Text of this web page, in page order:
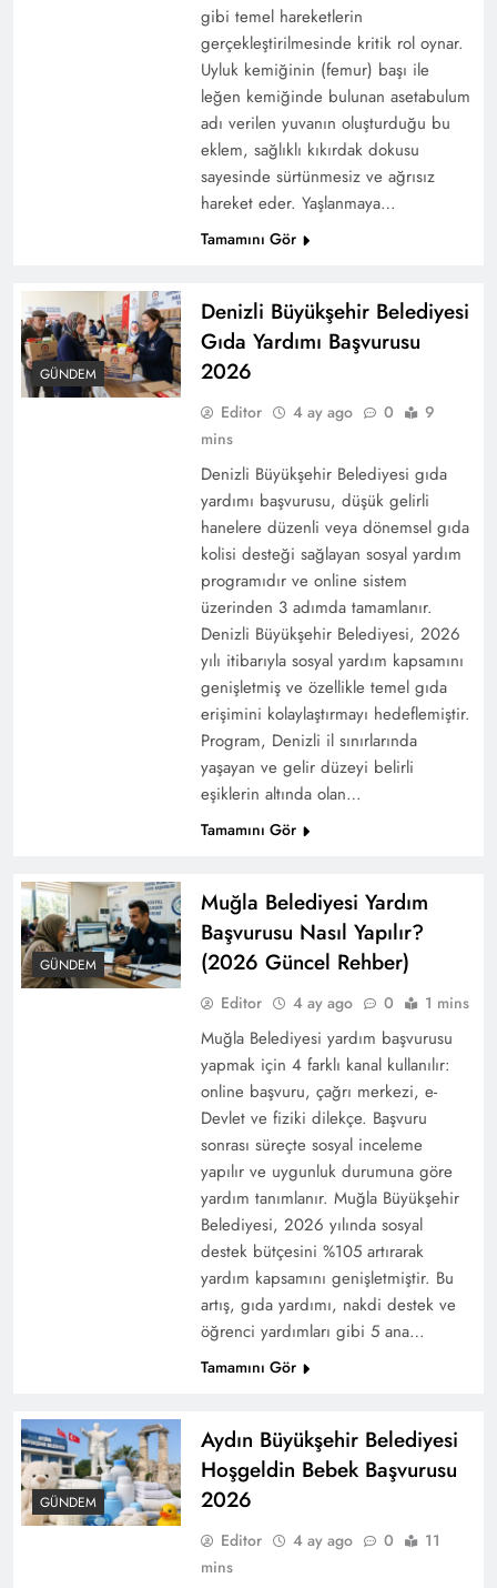
2025 Adalet Bakanlığı Psikolog ve Sosyal
Çalışmacı Alımı Şartları
Ankara’nın Gelişen Semtlerinde Nöbetçi
Eczane Arayışı: Güncel Bilgiye Ulaşmanın Yolu
2025’te Endüstride Öne Çıkan Malzeme
Biz Varız İzmir Emekli Desteği: Başvuru, Şartlar
gibi temel hareketlerin
gerçekleştirilmesinde kritik rol oynar.
Uyluk kemiğinin (femur) başı ile
leğen kemiğinde bulunan asetabulum
adı verilen yuvanın oluşturduğu bu
eklem, sağlıklı kıkırdak dokusu
sayesinde sürtünmesiz ve ağrısız
hareket eder. Yaşlanmaya…
Tamamını Gör
GÜNDEM
Denizli Büyükşehir Belediyesi
Gıda Yardımı Başvurusu
2026
Editor 4 ay ago 0
9
mins
Denizli Büyükşehir Belediyesi gıda
yardımı başvurusu, düşük gelirli
hanelere düzenli veya dönemsel gıda
kolisi desteği sağlayan sosyal yardım
programıdır ve online sistem
üzerinden 3 adımda tamamlanır.
Denizli Büyükşehir Belediyesi, 2026
yılı itibarıyla sosyal yardım kapsamını
genişletmiş ve özellikle temel gıda
erişimini kolaylaştırmayı hedeflemiştir.
Program, Denizli il sınırlarında
yaşayan ve gelir düzeyi belirli
eşiklerin altında olan…
Tamamını Gör
GÜNDEM
Muğla Belediyesi Yardım
Başvurusu Nasıl Yapılır?
(2026 Güncel Rehber)
Editor 4 ay ago 0 1 mins
Muğla Belediyesi yardım başvurusu
yapmak için 4 farklı kanal kullanılır:
online başvuru, çağrı merkezi, e-
Devlet ve fiziki dilekçe. Başvuru
sonrası süreçte sosyal inceleme
yapılır ve uygunluk durumuna göre
yardım tanımlanır. Muğla Büyükşehir
Belediyesi, 2026 yılında sosyal
destek bütçesini %105 artırarak
yardım kapsamını genişletmiştir. Bu
artış, gıda yardımı, nakdi destek ve
öğrenci yardımları gibi 5 ana…
Tamamını Gör
GÜNDEM
Aydın Büyükşehir Belediyesi
Hoşgeldin Bebek Başvurusu
2026
Editor 4 ay ago 0
11
mins